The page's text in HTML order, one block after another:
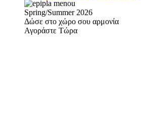
Spring/Summer 2026
Δώσε στο χώρο σου αρμονία
Αγοράστε Τώρα